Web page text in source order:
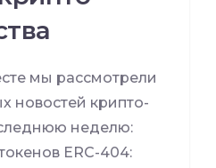
мы рассмотрели
новостей крипто-
неделю:
ERC-404: